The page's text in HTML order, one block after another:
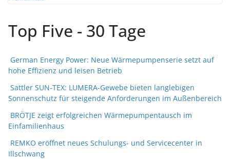
Top Five - 30 Tage
German Energy Power: Neue Wärmepumpenserie setzt auf
hohe Effizienz und leisen Betrieb
Sattler SUN-TEX: LUMERA-Gewebe bieten langlebigen
Sonnenschutz für steigende Anforderungen im Außenbereich
BRÖTJE zeigt erfolgreichen Wärmepumpentausch im
Einfamilienhaus
REMKO eröffnet neues Schulungs- und Servicecenter in
Illschwang